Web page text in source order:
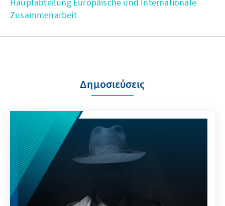
Zusammenarbeit
Δημοσιεύσεις